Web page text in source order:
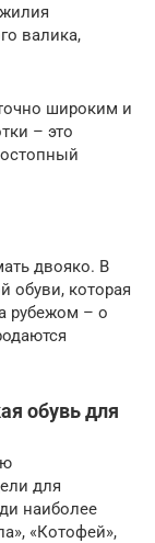
валика,
широким и
– это
двояко. В
обуви, которая
рубежом – о
обувь для
для
наиболее
«Котофей»,